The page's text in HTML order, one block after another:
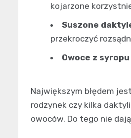
kojarzone
Suszone
przekroczyć
Owoce z syropu
Największym błędem
rodzynek czy kilka
owoców. Do tego nie